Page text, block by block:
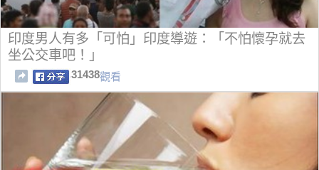
印度男人有多「可怕」印度導遊：「不怕懷孕就去
坐公交車吧！」
31438觀看